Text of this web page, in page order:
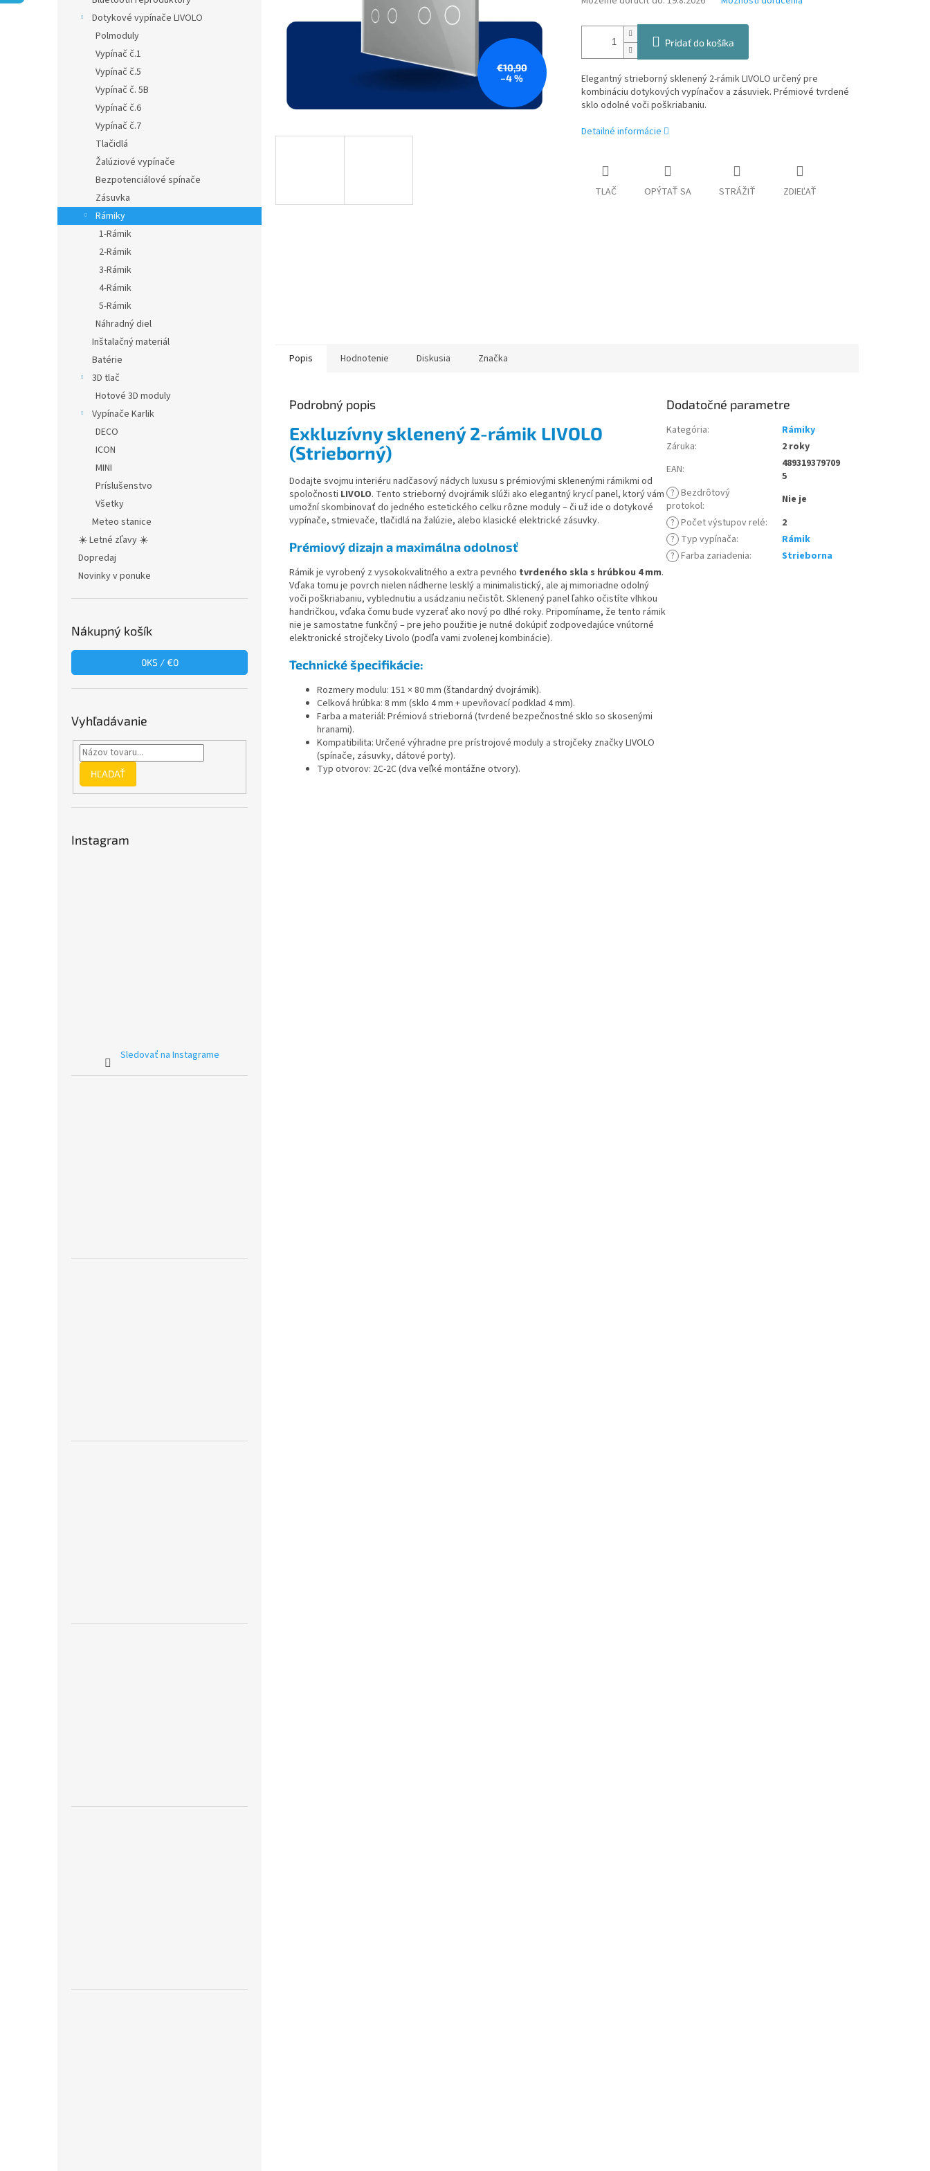
Dotykové vypínače LIVOLO
Polmoduly
Vypínač č.1
Vypínač č.5
Vypínač č. 5B
Vypínač č.6
Vypínač č.7
Tlačidlá
Žalúziové vypínače
Bezpotenciálové spínače
Zásuvka
Rámiky
1-Rámik
2-Rámik
3-Rámik
4-Rámik
5-Rámik
Náhradný diel
Inštalačný materiál
Batérie
3D tlač
Hotové 3D moduly
Vypínače Karlik
DECO
ICON
MINI
Príslušenstvo
Všetky
Meteo stanice
☀️ Letné zľavy ☀️
Dopredaj
Novinky v ponuke
Nákupný košík
0KS /€0
Vyhľadávanie
HĽADAŤ
Instagram
Sledovať na Instagrame
€10,90
–4 %
Pridať do košíka
Elegantný strieborný sklenený 2-rámik LIVOLO určený pre
kombináciu dotykových vypínačov a zásuviek. Prémiové tvrdené
sklo odolné voči poškriabaniu.
Detailné informácie
TLAČ OPÝTAŤ SA STRÁŽIŤ ZDIEĽAŤ
Popis Hodnotenie Diskusia Značka
Podrobný popis
Exkluzívny sklenený 2-rámik LIVOLO
(Strieborný)
Dodajte svojmu interiéru nadčasový nádych luxusu s prémiovými sklenenými rámikmi od
spoločnosti LIVOLO. Tento strieborný dvojrámik slúži ako elegantný krycí panel, ktorý vám
umožní skombinovať do jedného estetického celku rôzne moduly – či už ide o dotykové
vypínače, stmievače, tlačidlá na žalúzie, alebo klasické elektrické zásuvky.
Prémiový dizajn a maximálna odolnosť
Rámik je vyrobený z vysokokvalitného a extra pevného tvrdeného skla s hrúbkou 4 mm.
Vďaka tomu je povrch nielen nádherne lesklý a minimalistický, ale aj mimoriadne odolný
voči poškriabaniu, vyblednutiu a usádzaniu nečistôt. Sklenený panel ľahko očistíte vlhkou
handričkou, vďaka čomu bude vyzerať ako nový po dlhé roky. Pripomíname, že tento rámik
nie je samostatne funkčný – pre jeho použitie je nutné dokúpiť zodpovedajúce vnútorné
elektronické strojčeky Livolo (podľa vami zvolenej kombinácie).
Technické špecifikácie:
Rozmery modulu: 151 × 80 mm (štandardný dvojrámik).
Celková hrúbka: 8 mm (sklo 4 mm + upevňovací podklad 4 mm).
Farba a materiál: Prémiová strieborná (tvrdené bezpečnostné sklo so skosenými
hranami).
Kompatibilita: Určené výhradne pre prístrojové moduly a strojčeky značky LIVOLO
(spínače, zásuvky, dátové porty).
Typ otvorov: 2C-2C (dva veľké montážne otvory).
Dodatočné parametre
Kategória:
Rámiky
Záruka:
2 roky
EAN:
489319379709
5
? Bezdrôtový
protokol:
Nie je
? Počet výstupov relé:
2
? Typ vypínača:
Rámik
? Farba zariadenia: Strieborna